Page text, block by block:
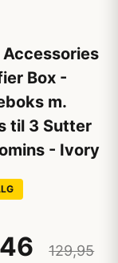
Accessories
Box -
m.
til 3 Sutter
- Ivory
129,95